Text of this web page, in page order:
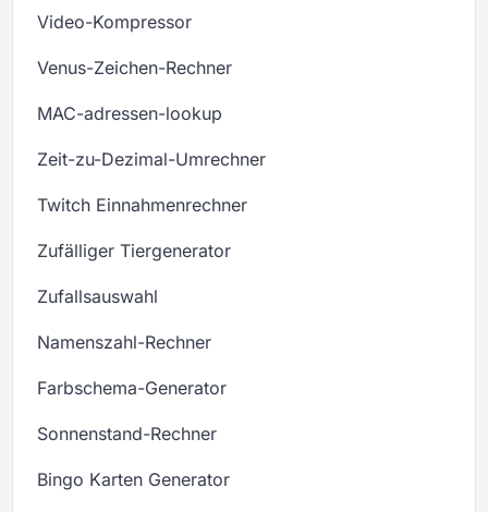
Video-Kompressor
Venus-Zeichen-Rechner
MAC-adressen-lookup
Zeit-zu-Dezimal-Umrechner
Twitch Einnahmenrechner
Zufälliger Tiergenerator
Zufallsauswahl
Namenszahl-Rechner
Farbschema-Generator
Sonnenstand-Rechner
Bingo Karten Generator